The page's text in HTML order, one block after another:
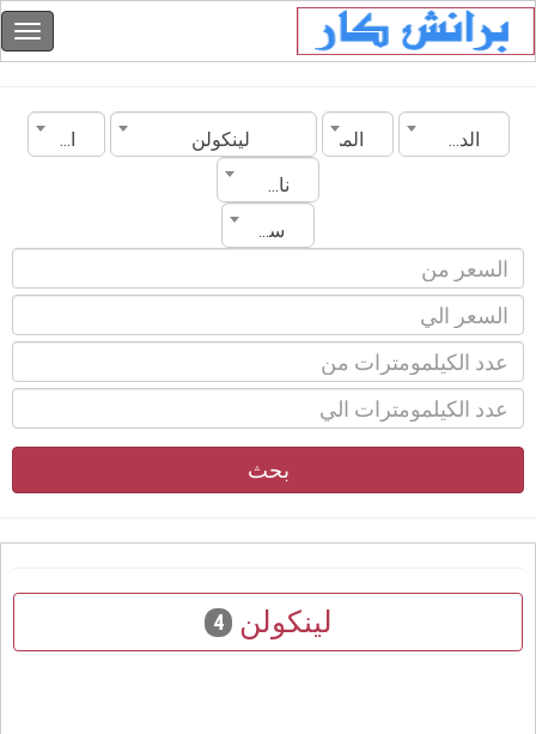
الدولة المدينة لينكولن
الموديل
ناقل الحركة
سنة الصنع
بحث
لينكولن 4